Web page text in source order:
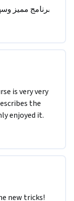
is very very
the
enjoyed it.
new tricks!